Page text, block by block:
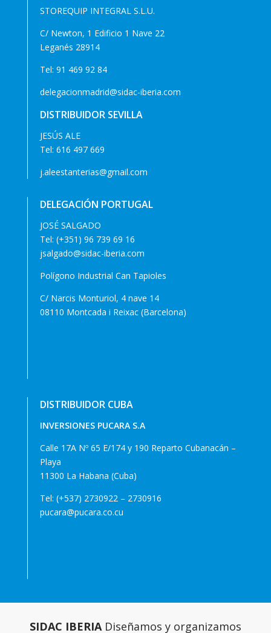
STOREQUIP INTEGRAL S.L.U.
C/ Newton, 1 Edificio 1 Nave 22
Leganés 28914
Tel: 91 469 92 84
delegacionmadrid@sidac-iberia.com
DISTRIBUIDOR SEVILLA
JESÚS ALE
Tel: 616 497 669
j.aleestanterias@gmail.com
DELEGACIÓN PORTUGAL
JOSÉ SALGADO
Tel: (+351) 96 739 69 16
jsalgado@sidac-iberia.com
Polígono Industrial Can Tapioles
C/ Narcis Monturiol, 4 nave 14
08110 Montcada i Reixac (Barcelona)
DISTRIBUIDOR CUBA
INVERSIONES PUCARA S.A
Calle 17A Nº 65 E/174 y 190 Reparto Cubanacán –
Playa
11300 La Habana (Cuba)
Tel: (+537) 2730922 – 2730916
pucara@pucara.co.cu
SIDAC IBERIADiseñamos y organizamos